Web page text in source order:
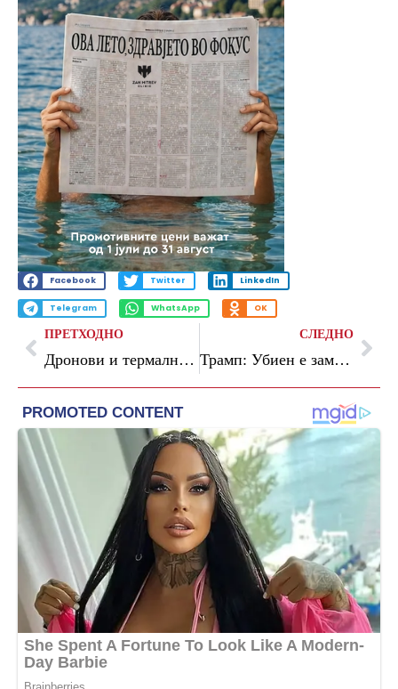
Facebook Twitter LinkedIn
Telegram WhatsApp OK
ПРЕТХОДНО
Дронови и термални камери трагаат по смртоносна кобра
СЛЕДНО
Трамп: Убиен е заменик-лидерот на Исламска држава во американско-нигериска операција